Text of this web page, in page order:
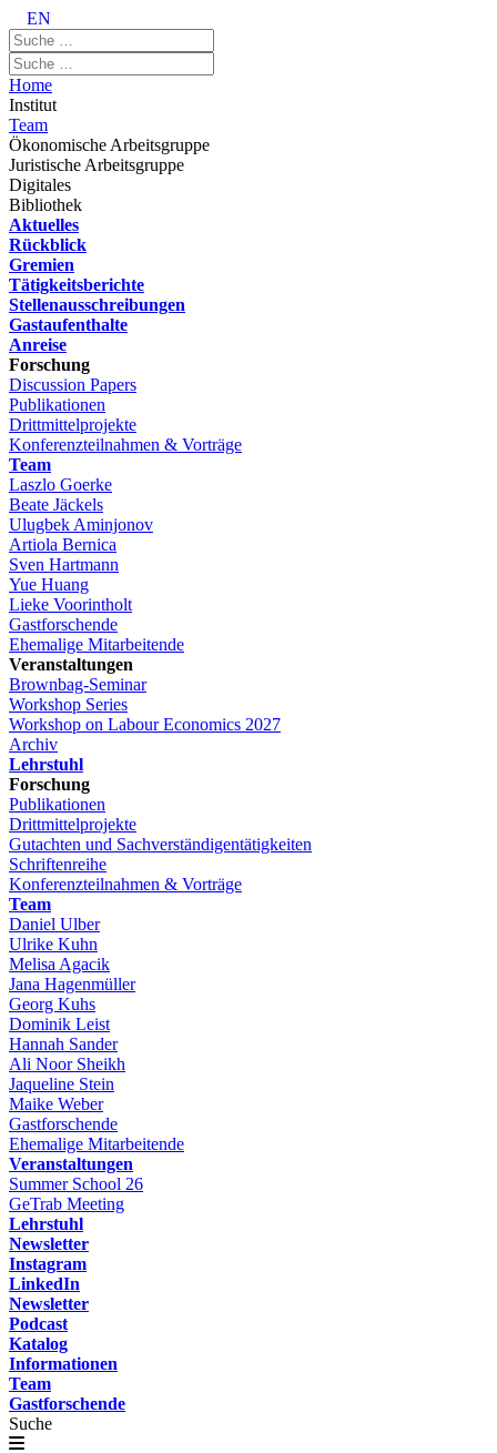
EN
Home
Institut
Team
Ökonomische Arbeitsgruppe
Juristische Arbeitsgruppe
Digitales
Bibliothek
Aktuelles
Rückblick
Gremien
Tätigkeitsberichte
Stellenausschreibungen
Gastaufenthalte
Anreise
Forschung
Discussion Papers
Publikationen
Drittmittelprojekte
Konferenzteilnahmen & Vorträge
Team
Laszlo Goerke
Beate Jäckels
Ulugbek Aminjonov
Artiola Bernica
Sven Hartmann
Yue Huang
Lieke Voorintholt
Gastforschende
Ehemalige Mitarbeitende
Veranstaltungen
Brownbag-Seminar
Workshop Series
Workshop on Labour Economics 2027
Archiv
Lehrstuhl
Forschung
Publikationen
Drittmittelprojekte
Gutachten und Sachverständigentätigkeiten
Schriftenreihe
Konferenzteilnahmen & Vorträge
Team
Daniel Ulber
Ulrike Kuhn
Melisa Agacik
Jana Hagenmüller
Georg Kuhs
Dominik Leist
Hannah Sander
Ali Noor Sheikh
Jaqueline Stein
Maike Weber
Gastforschende
Ehemalige Mitarbeitende
Veranstaltungen
Summer School 26
GeTrab Meeting
Lehrstuhl
Newsletter
Instagram
LinkedIn
Newsletter
Podcast
Katalog
Informationen
Team
Gastforschende
Suche